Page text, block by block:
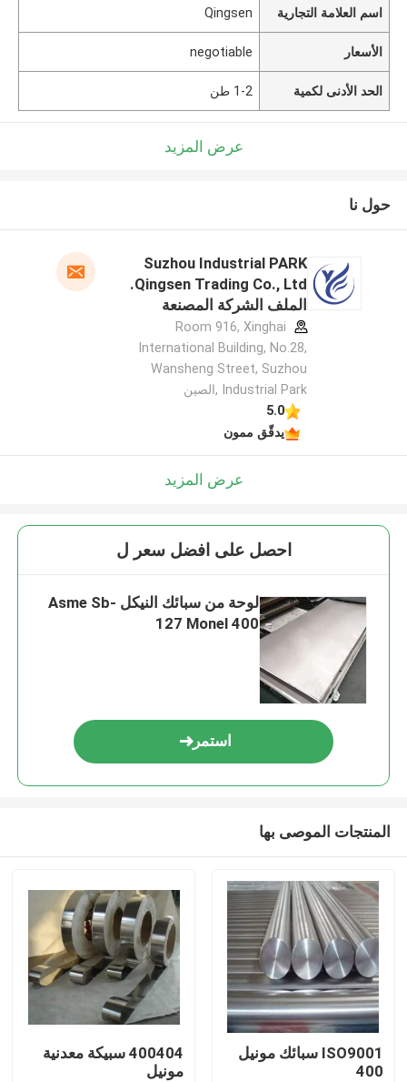
اسم العلامة التجارية Qingsen
الأسعار negotiable
الحد الأدنى لكمية 1-2 طن
عرض المزيد
حول نا
Suzhou Industrial PARK
Qingsen Trading Co., Ltd.
الملف الشركة المصنعة
Room 916, Xinghai
International Building, No.28,
Wansheng Street, Suzhou
Industrial Park ,الصين
5.0
يدقّق ممون
عرض المزيد
احصل على افضل سعر ل
لوحة من سبائك النيكل Asme Sb-
127 Monel 400
استمر
المنتجات الموصى بها
ISO9001 سبائك مونيل
400
400404 سبيكة معدنية
مونيل